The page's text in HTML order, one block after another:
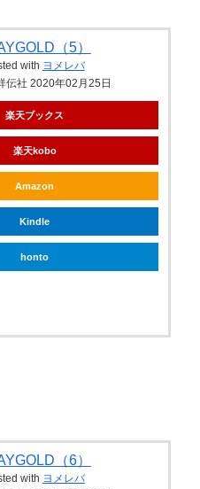
（5）
with ヨメレバ
伝社 2020年02月25日
楽天ブックス
楽天kobo
Amazon
Kindle
honto
（6）
with ヨメレバ